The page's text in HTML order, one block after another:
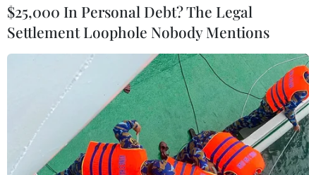
Triều Tiên tìm cách đàm phán với trợ lý
hàng đầu Tổng thống Hàn Quốc
16/10/2014 08:50
Phó Chủ tịch Ủy ban Quốc phòng Triều Tiên Hwang
Pyong So đã tìm cách đàm phán với Cố vấn An ninh
Quốc gia Hàn Quốc Kim Kwan Jin sau khi hải quân hai
nước đấu súng hồi tuần trước.
$25,000 In Personal Debt? The Legal
Settlement Loophole Nobody Mentions